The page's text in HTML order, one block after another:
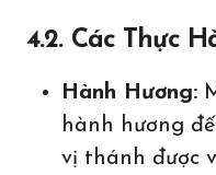
4.2. Các Thực
Hành Hương:
hành hương
vị thánh được